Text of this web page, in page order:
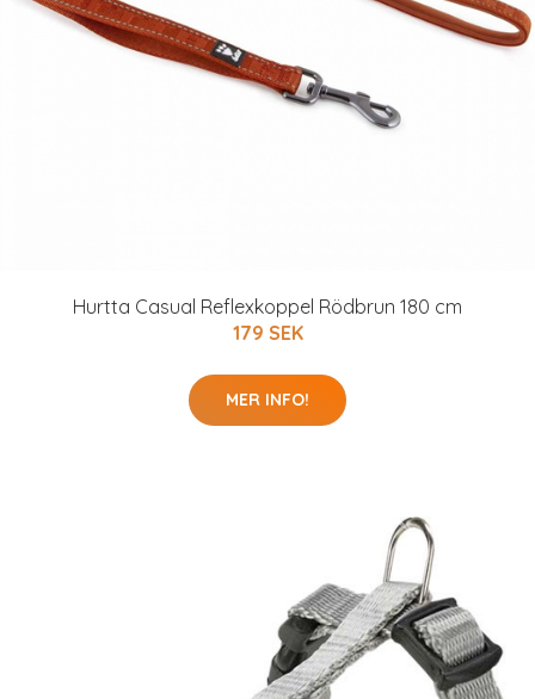
Hurtta Casual Reflexkoppel Rödbrun 180 cm
179 SEK
MER INFO!